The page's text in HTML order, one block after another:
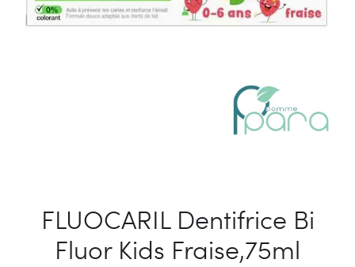
FLUOCARIL Dentifrice Bi
Fluor Kids Fraise,75ml